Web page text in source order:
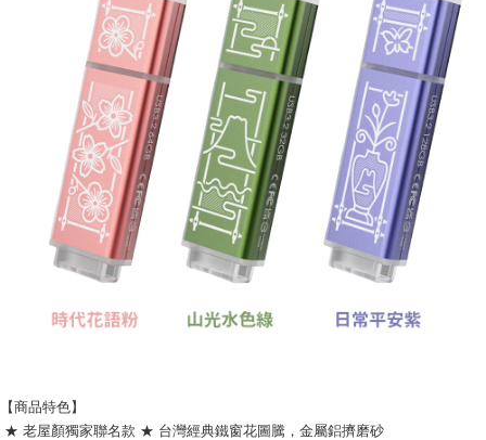
【商品特色】
★ 老屋顏獨家聯名款 ★ 台灣經典鐵窗花圖騰，金屬鋁擠磨砂